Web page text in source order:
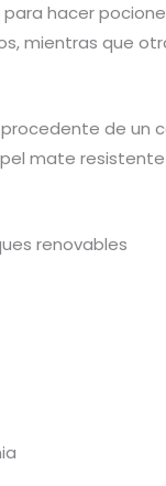
hacer
mientras que
de un
mate resistente
renovables